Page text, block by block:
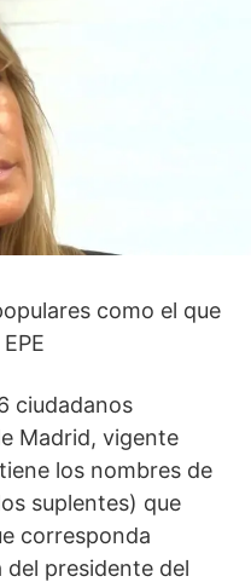
como el que
ciudadanos
Madrid, vigente
los nombres de
suplentes) que
corresponda
del presidente del